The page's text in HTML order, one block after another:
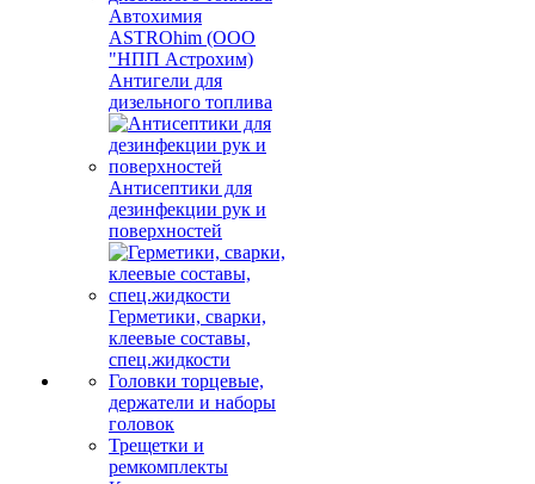
Автохимия
ASTROhim (ООО
"НПП Астрохим)
Антигели для
дизельного топлива
Антисептики для
дезинфекции рук и
поверхностей
Герметики, сварки,
клеевые составы,
спец.жидкости
Головки торцевые,
держатели и наборы
головок
Трещетки и
ремкомплекты